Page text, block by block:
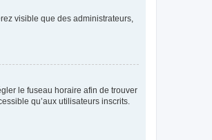
visible que des administrateurs,
le fuseau horaire afin de trouver
qu’aux utilisateurs inscrits.